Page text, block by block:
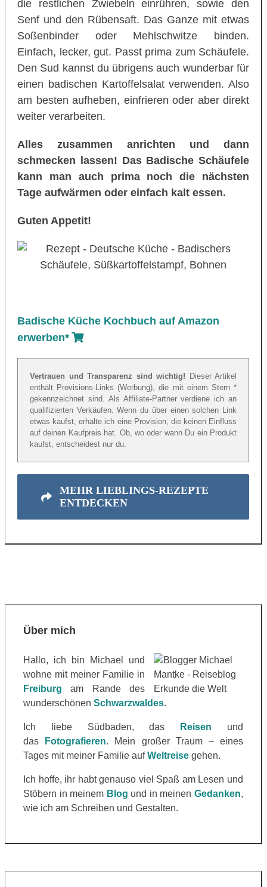
die restlichen Zwiebeln einrühren, sowie den
Senf und den Rübensaft. Das Ganze mit etwas
Soßenbinder oder Mehlschwitze binden.
Einfach, lecker, gut. Passt prima zum Schäufele.
Den Sud kannst du übrigens auch wunderbar für
einen badischen Kartoffelsalat verwenden. Also
am besten aufheben, einfrieren oder aber direkt
weiter verarbeiten.
Alles zusammen anrichten und dann
schmecken lassen! Das Badische Schäufele
kann man auch prima noch die nächsten
Tage aufwärmen oder einfach kalt essen.
Guten Appetit!
Badische Küche Kochbuch auf Amazon
erwerben*
Vertrauen und Transparenz sind wichtig! Dieser Artikel
enthält Provisions-Links (Werbung), die mit einem Stern *
gekennzeichnet sind. Als Affiliate-Partner verdiene ich an
qualifizierten Verkäufen. Wenn du über einen solchen Link
etwas kaufst, erhalte ich eine Provision, die keinen Einfluss
auf deinen Kaufpreis hat. Ob, wo oder wann Du ein Produkt
kaufst, entscheidest nur du.
MEHR LIEBLINGS-REZEPTE
ENTDECKEN
Über mich
Hallo, ich bin Michael und
wohne mit meiner Familie in
Freiburg am Rande des
wunderschönen Schwarzwaldes.
Ich liebe Südbaden, das Reisen und
das
Fotografieren. Mein großer Traum – eines
Tages mit meiner Familie aufWeltreise gehen.
Ich hoffe, ihr habt genauso viel Spaß am Lesen und
Stöbern in meinem Blog und in meinenGedanken,
wie ich am Schreiben und Gestalten.